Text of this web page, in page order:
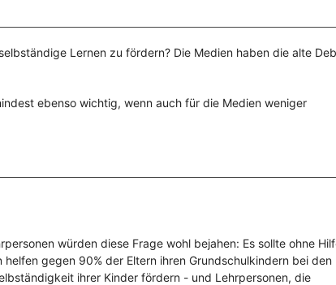
Lernen zu fördern? Die Medien haben die alte
ebenso wichtig, wenn auch für die Medien weniger
würden diese Frage wohl bejahen: Es sollte ohne
gegen 90% der Eltern ihren Grundschulkindern bei den
ihrer Kinder fördern - und Lehrpersonen, die